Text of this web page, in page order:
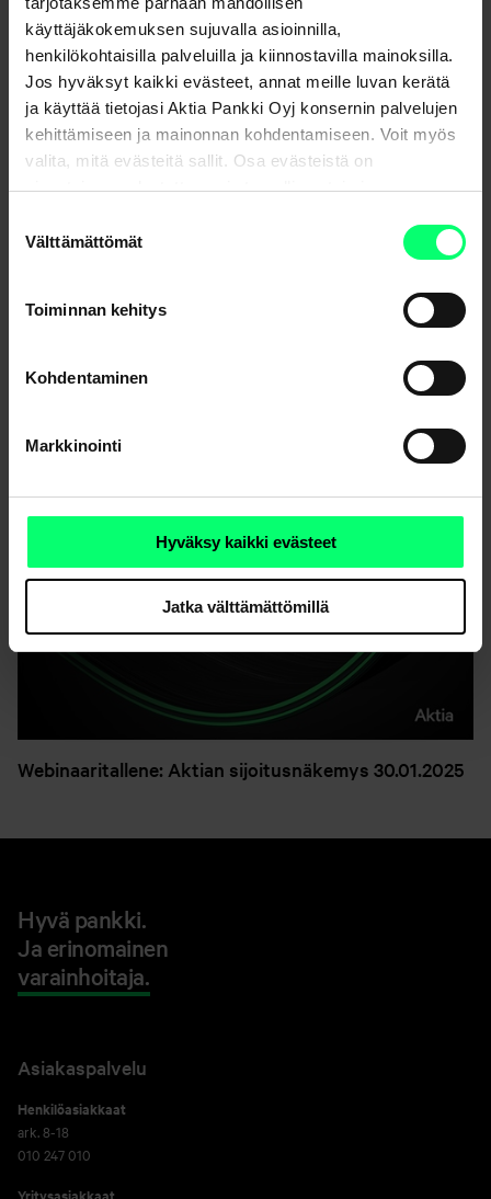
käyttäjäkokemuksen sujuvalla asioinnilla,
henkilökohtaisilla palveluilla ja kiinnostavilla mainoksilla.
Jos hyväksyt kaikki evästeet, annat meille luvan kerätä
ja käyttää tietojasi Aktia Pankki Oyj konsernin palvelujen
kehittämiseen ja mainonnan kohdentamiseen. Voit myös
valita, mitä evästeitä sallit. Osa evästeistä on
sivustojemme luotettavan ja turvallisen toiminnan
valinta
Välttämättömät
Toiminnan kehitys
Kohdentaminen
Markkinointi
Hyväksy kaikki evästeet
Jatka välttämättömillä
Webinaaritallenne: Sijoitusnäkemys 2 / 2025
Webinaaritallene: Aktian sijoitusnäkemys 30.01.2025
Hyvä pankki.
Ja erinomainen
varainhoitaja.
Asiakaspalvelu
Henkilöasiakkaat
ark. 8-18
010 247 010